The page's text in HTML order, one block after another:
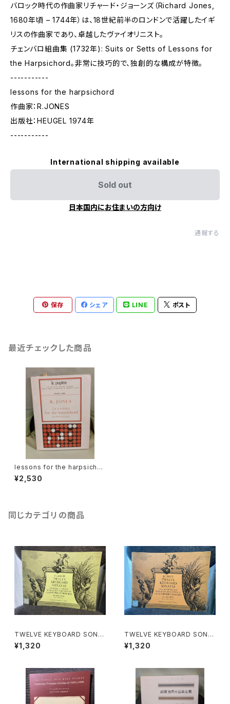
バロック時代の作曲家リチャード・ジョーンズ（Richard Jones,
1680年頃 – 1744年）は、18世紀前半のロンドンで活躍したイギ
リスの作曲家であり、卓越したヴァイオリニスト。
チェンバロ組曲集 (1732年): Suits or Setts of Lessons for
the Harpsichord。非常に技巧的で、独創的な構成が特徴。
-----------
lessons for the harpsichord
作曲家：R.JONES
出版社：HEUGEL 1974年
-----------
International shipping available
Sold out
日本国内にお住まいの方向け
通報する
保存 シェア LINE ポスト
最近チェックした商品
lessons for the harpsichor
d【作曲家：R.JONES】出版社：
HEUGEL 1974年
¥2,530
同じカテゴリの商品
TWELVE KEYBOARD SONA
TAS SET 1(OPUS Ⅴ)【著者：
J.C.BACH】出版社：OXFORD
¥1,320
TWELVE KEYBOARD SONA
TAS SET 2(OPUS XVⅡ)【著
者：J.C.BACH】出版社：OXFO
¥1,320